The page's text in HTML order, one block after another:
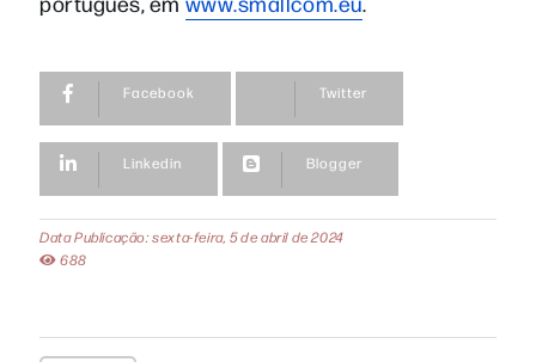
Facebook Twitter
Linkedin Blogger
Data Publicação: sexta-feira, 5 de abril de 2024
688